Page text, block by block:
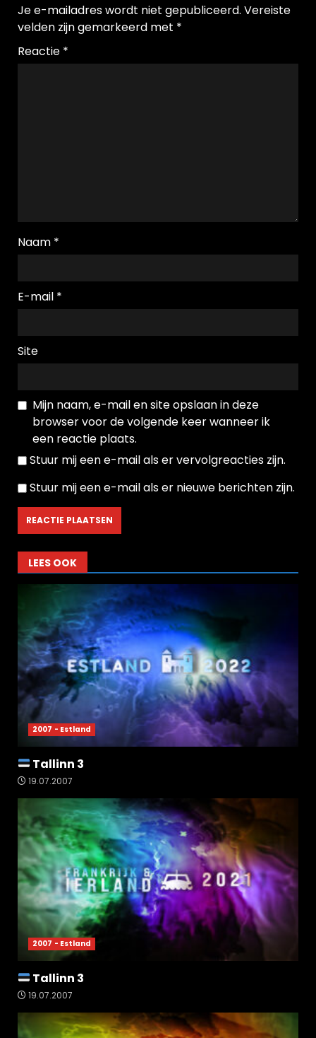
Je e-mailadres wordt niet gepubliceerd. Vereiste
velden zijn gemarkeerd met *
Reactie *
Naam *
E-mail *
Site
Mijn naam, e-mail en site opslaan in deze
browser voor de volgende keer wanneer ik
een reactie plaats.
Stuur mij een e-mail als er vervolgreacties zijn.
Stuur mij een e-mail als er nieuwe berichten zijn.
LEES OOK
2007 - Estland
Tallinn 3
19.07.2007
2007 - Estland
Tallinn 3
19.07.2007